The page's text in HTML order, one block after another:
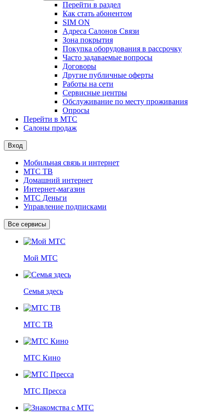
Перейти в раздел
Как стать абонентом
SIM ON
Адреса Салонов Связи
Зона покрытия
Покупка оборудования в рассрочку
Часто задаваемые вопросы
Договоры
Другие публичные оферты
Работы на сети
Сервисные центры
Обслуживание по месту проживания
Опросы
Перейти в МТС
Салоны продаж
Вход
Мобильная связь и интернет
МТС ТВ
Домашний интернет
Интернет-магазин
МТС Деньги
Управление подписками
Все сервисы
Мой МТС
Семья здесь
МТС ТВ
МТС Кино
МТС Пресса